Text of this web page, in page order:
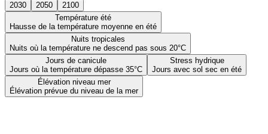
2030 2050
2100
Température été
Hausse de la température moyenne en été
Nuits tropicales
Nuits où la température ne descend pas sous 20°C
Jours de canicule
Jours où la température dépasse 35°C
Stress hydrique
Jours avec sol sec en été
Élévation niveau mer
Élévation prévue du niveau de la mer